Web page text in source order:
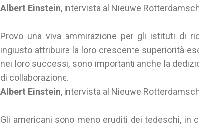
Albert Einstein, intervista al Nieuwe
Provo una viva ammirazione per gli istituti di
ingiusto attribuire la loro crescente superiorità
nei loro successi, sono importanti anche la
di collaborazione.
Albert Einstein, intervista al Nieuwe
Gli americani sono meno eruditi dei tedeschi, in